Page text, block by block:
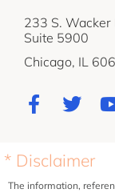
233 S. Wacker
Suite 5900
Chicago, IL
* Disclaimer
The information,